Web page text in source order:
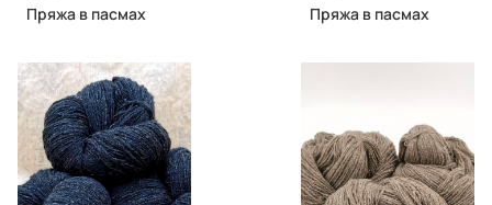
Пряжа в пасмах Пряжа в пасмах